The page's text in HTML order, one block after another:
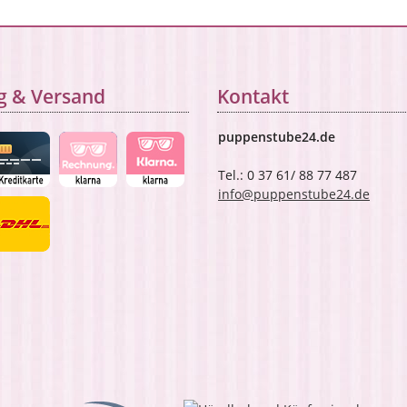
& Versand Kontakt
puppenstube24.de
Tel.: 0 37 61/ 88 77 487
info@puppenstube24.de